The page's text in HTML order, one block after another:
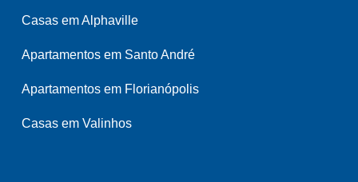
Casas em Alphaville
Apartamentos em Santo André
Apartamentos em Florianópolis
Casas em Valinhos